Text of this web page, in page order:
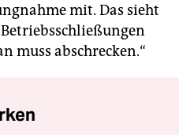
mit. Das sieht
muss abschrecken.“